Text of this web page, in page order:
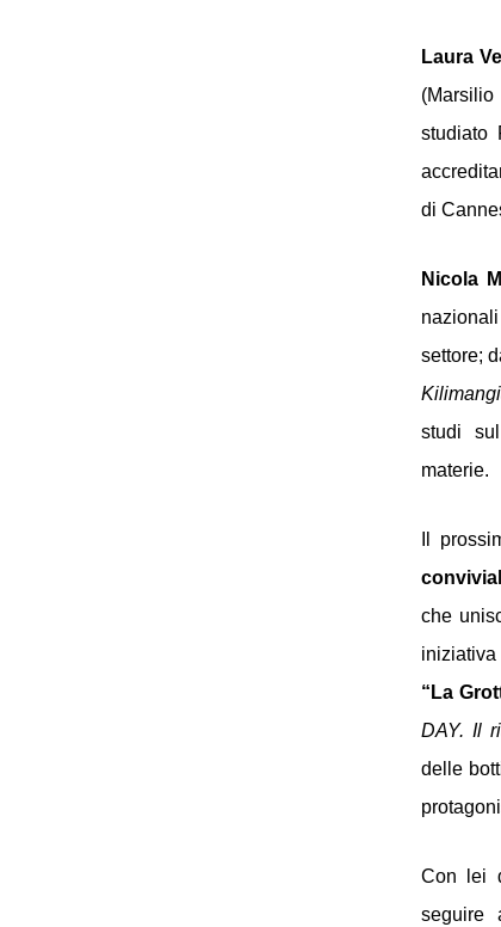
Laura
studiato
di
Nicola
studi
materie.
Il
che
iniziativa
“La
DAY. Il
delle
Con lei
seguire